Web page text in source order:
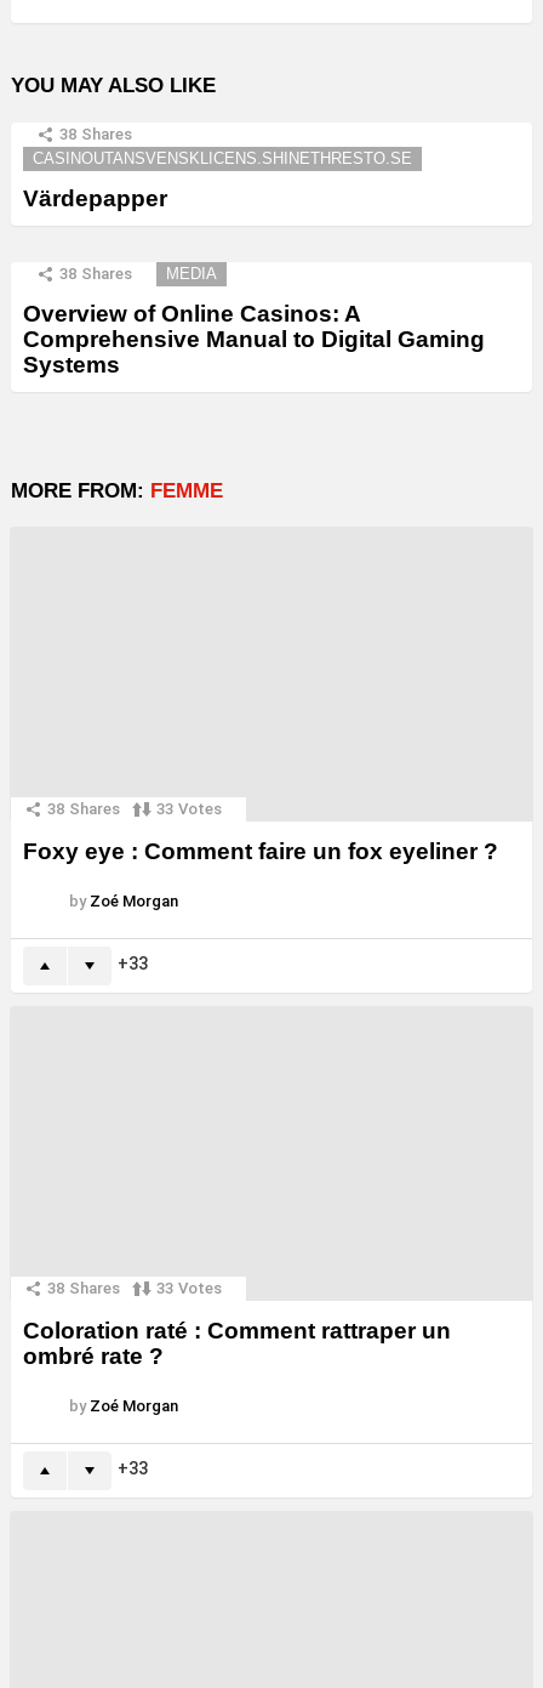
YOU MAY ALSO LIKE
38 Shares
CASINOUTANSVENSKLICENS.SHINETHRESTO.SE
Värdepapper
38 Shares MEDIA
Overview of Online Casinos: A
Comprehensive Manual to Digital Gaming
Systems
MORE FROM: FEMME
38 Shares 33 Votes
Foxy eye : Comment faire un fox eyeliner ?
by Zoé Morgan
33
38 Shares 33 Votes
Coloration raté : Comment rattraper un
ombré rate ?
by Zoé Morgan
33